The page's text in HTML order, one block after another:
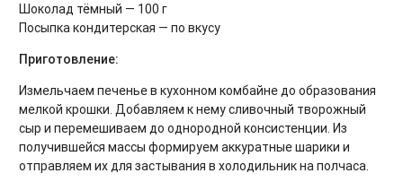
Шоколад тёмный — 100 г
Посыпка кондитерская — по вкусу
Приготовление:
Измельчаем печенье в кухонном комбайне до образования
мелкой крошки. Добавляем к нему сливочный творожный
сыр и перемешиваем до однородной консистенции. Из
получившейся массы формируем аккуратные шарики и
отправляем их для застывания в холодильник на полчаса.